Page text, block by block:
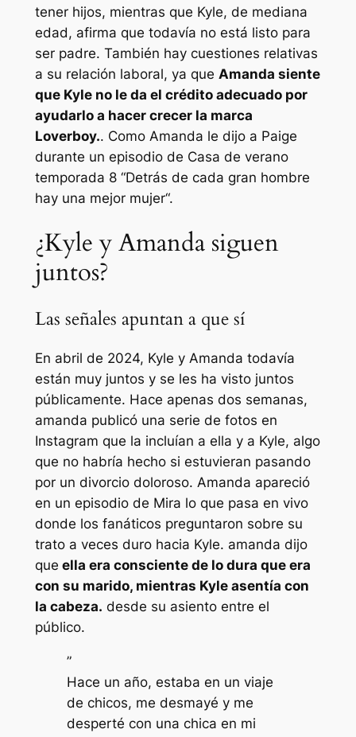
tener hijos, mientras que Kyle, de mediana
edad, afirma que todavía no está listo para
ser padre. También hay cuestiones relativas
a su relación laboral, ya que Amanda siente
que Kyle no le da el crédito adecuado por
ayudarlo a hacer crecer la marca
Loverboy.. Como Amanda le dijo a Paige
durante un episodio de Casa de verano
temporada 8 “Detrás de cada gran hombre
hay una mejor mujer“.
¿Kyle y Amanda siguen
juntos?
Las señales apuntan a que sí
En abril de 2024, Kyle y Amanda todavía
están muy juntos y se les ha visto juntos
públicamente. Hace apenas dos semanas,
amanda publicó una serie de fotos en
Instagram que la incluían a ella y a Kyle, algo
que no habría hecho si estuvieran pasando
por un divorcio doloroso. Amanda apareció
en un episodio de Mira lo que pasa en vivo
donde los fanáticos preguntaron sobre su
trato a veces duro hacia Kyle. amanda dijo
que ella era consciente de lo dura que era
con su marido, mientras Kyle asentía con
la cabeza. desde su asiento entre el
público.
”
Hace un año, estaba en un viaje
de chicos, me desmayé y me
desperté con una chica en mi